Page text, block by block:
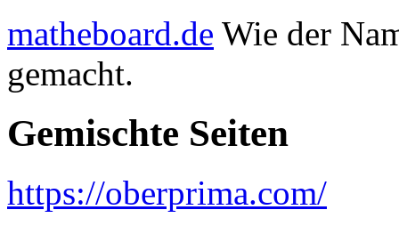
matheboard.de Wie der
gemacht.
Gemischte Seiten
https://oberprima.com/